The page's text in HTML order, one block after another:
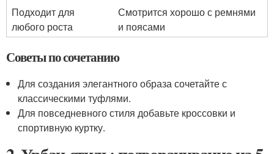
Подходит для
любого роста
Смотрится хорошо с ремнями
и поясами
Советы по сочетанию
Для создания элегантного образа сочетайте с
классическими туфлями.
Для повседневного стиля добавьте кроссовки и
спортивную куртку.